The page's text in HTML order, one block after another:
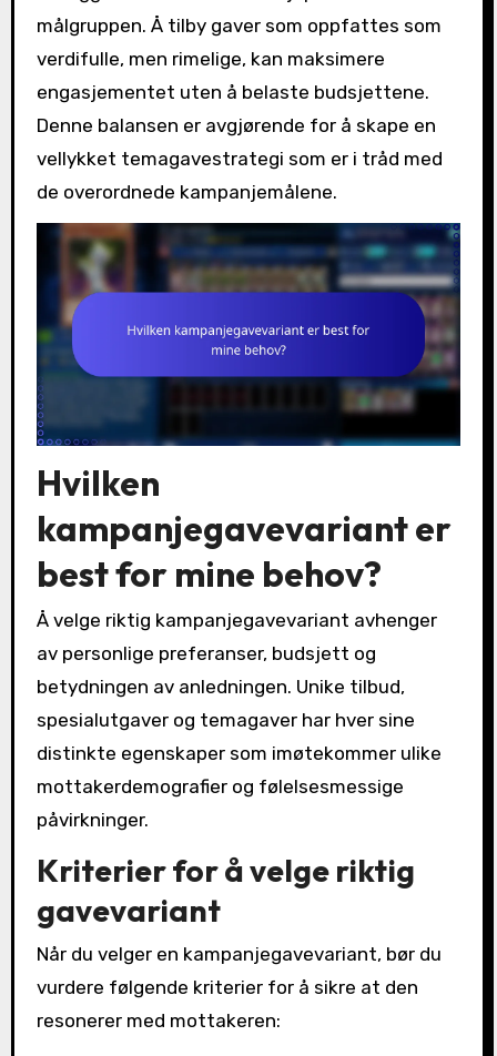
målgruppen. Å tilby gaver som oppfattes som
verdifulle, men rimelige, kan maksimere
engasjementet uten å belaste budsjettene.
Denne balansen er avgjørende for å skape en
vellykket temagavestrategi som er i tråd med
de overordnede kampanjemålene.
Hvilken
kampanjegavevariant er
best for mine behov?
Å velge riktig kampanjegavevariant avhenger
av personlige preferanser, budsjett og
betydningen av anledningen. Unike tilbud,
spesialutgaver og temagaver har hver sine
distinkte egenskaper som imøtekommer ulike
mottakerdemografier og følelsesmessige
påvirkninger.
Kriterier for å velge riktig
gavevariant
Når du velger en kampanjegavevariant, bør du
vurdere følgende kriterier for å sikre at den
resonerer med mottakeren: